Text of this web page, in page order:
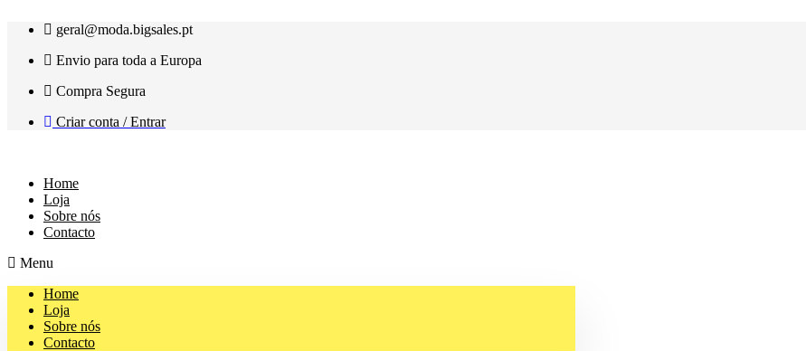
para
conteúdo
geral@moda.bigsales.pt
Envio para toda a Europa
Compra Segura
Criar conta / Entrar
Home
Loja
Sobre nós
Contacto
Menu
Home
Loja
Sobre nós
Contacto